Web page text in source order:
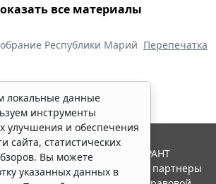
все материалы
Республики Марий Перепечатка
локальные данные
инструменты
улучшения и обеспечения
сайта, статистических
Вы можете
указанных данных в
СЕРВИС", 2026. Система ГАРАНТ
года. Компания "Гарант" и ее партнеры